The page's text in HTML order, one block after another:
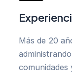
Más de 20
comunidades